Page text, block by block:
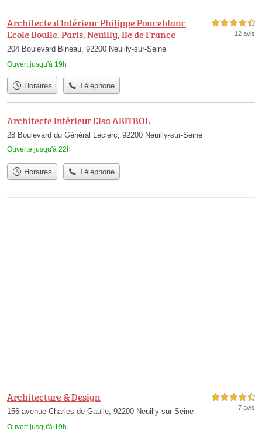
Architecte d'Intérieur Philippe Ponceblanc
Ecole Boulle. Paris, Neuilly, Ile de France
204 Boulevard Bineau, 92200 Neuilly-sur-Seine
Ouvert jusqu'à 19h
4,5 étoiles sur 5
12 avis
Horaires Téléphone
Architecte Intérieur Elsa ABITBOL
28 Boulevard du Général Leclerc, 92200 Neuilly-sur-Seine
Ouverte jusqu'à 22h
Horaires Téléphone
Architecture & Design
156 avenue Charles de Gaulle, 92200 Neuilly-sur-Seine
Ouvert jusqu'à 19h
4,5 étoiles sur 5
7 avis